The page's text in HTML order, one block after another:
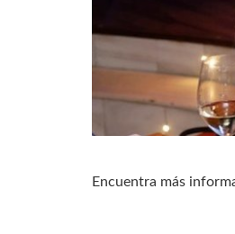
Encuentra más